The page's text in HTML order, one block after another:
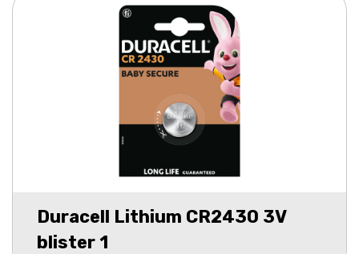
Duracell Lithium CR2430 3V
blister 1